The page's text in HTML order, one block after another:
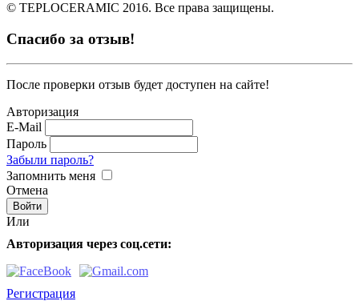
© TEPLOCERAMIC 2016. Все права защищены.
Спасибо за отзыв!
После проверки отзыв будет доступен на сайте!
Авторизация
E-Mail
Пароль
Забыли пароль?
Запомнить меня
Отмена
Или
Авторизация через соц.сети:
Регистрация